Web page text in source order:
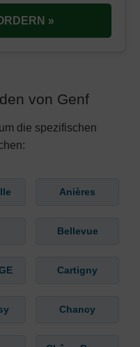
»
von Genf
die spezifischen
Anières
Bellevue
Cartigny
Chancy